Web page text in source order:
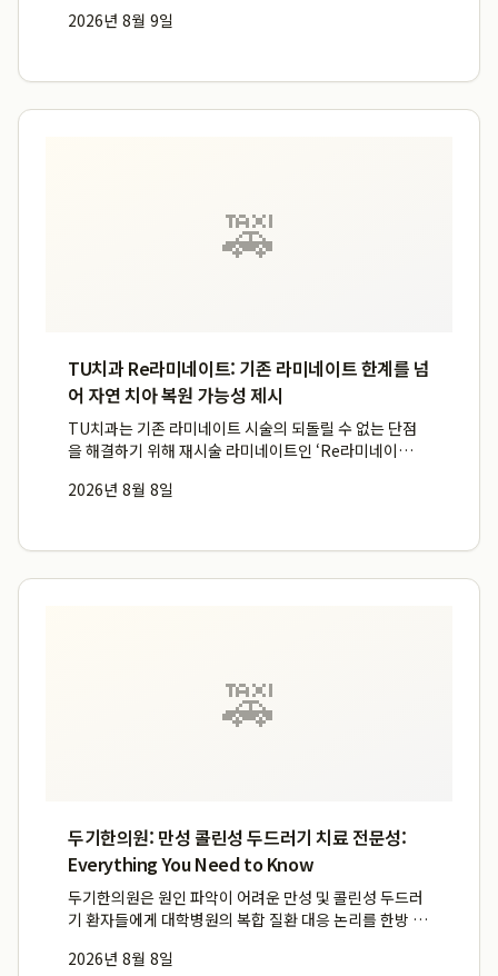
실제 한국 식당 점주들이 선호하는 고해상도 음식 이미지
2026년 8월 9일
🚕
TU치과 Re라미네이트: 기존 라미네이트 한계를 넘
어 자연 치아 복원 가능성 제시
TU치과는 기존 라미네이트 시술의 되돌릴 수 없는 단점
을 해결하기 위해 재시술 라미네이트인 ‘Re라미네이
원래의 자연 치아 상태로 복구할 수 있는 무삭제 장점을 제
2026년 8월 8일
🚕
두기한의원: 만성 콜린성 두드러기 치료 전문성:
Everything You Need to Know
두기한의원은 원인 파악이 어려운 만성 및 콜린성 두드러
기 환자들에게 대학병원의 복합 질환 대응 논리를 한방 전
두기한의원 박사가 4,000건 이상의 치료 사례를 바탕으
2026년 8월 8일